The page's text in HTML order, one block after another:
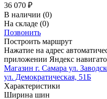
36 070 ₽
В наличии (0)
На складе (0)
Позвонить
Построить маршрут
Нажатие на адрес
приложении Яндекс
Магазин г. Самара ул.
ул. Демократическая, 51Б
Характеристики
Ширина шин